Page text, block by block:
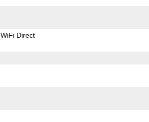
WiFi Direct